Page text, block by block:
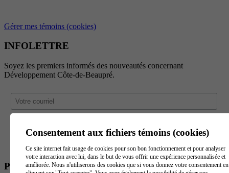
Gérer mes témoins (cookies)
INFOLETTRE
Soyez les premiers informés des nouveautés concernant
Développement Côte-de-Beaupré.
PARTENAIRES
Consentement aux fichiers témoins (cookies)
Ce site internet fait usage de cookies pour son bon fonctionnement et pour analyser
votre interaction avec lui, dans le but de vous offrir une expérience personnalisée et
améliorée. Nous n'utiliserons des cookies que si vous donnez votre consentement en